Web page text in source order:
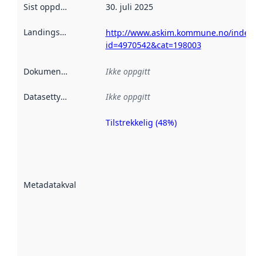
Sist oppdatert 30. juli 2025
Landingsside
http://www.askim.kommune.no/
id=4970542&cat=198003
Dokumentasjon Ikke oppgitt
Datasettype Ikke oppgitt
Metadatakvalitet
Metadatakvalitet
Tilstrekkelig (48%)